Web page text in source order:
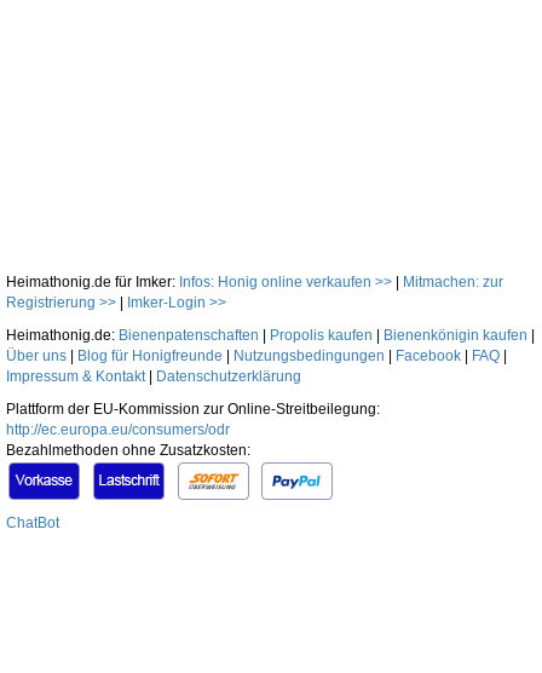
Heimathonig.de für Imker: Infos: Honig online verkaufen >>
Mitmachen: zur
Registrierung >>
Imker-Login >>
Heimathonig.de: Bienenpatenschaften Propolis kaufen Bienenkönigin kaufen
Über uns
Blog für Honigfreunde Nutzungsbedingungen Facebook FAQ
Impressum & Kontakt|
Datenschutzerklärung
Plattform der EU-Kommission zur Online-Streitbeilegung:
http://ec.europa.eu/consumers/odr
Bezahlmethoden ohne Zusatzkosten:
ChatBot